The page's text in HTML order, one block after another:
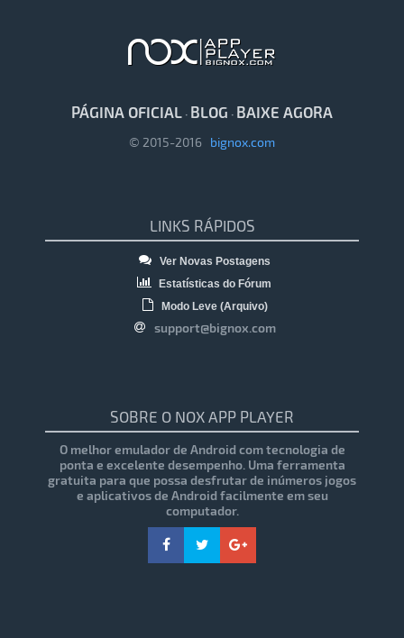
PÁGINA OFICIAL · BLOG · BAIXE AGORA
© 2015-2016 bignox.com
LINKS RÁPIDOS
Ver Novas Postagens
Estatísticas do Fórum
Modo Leve (Arquivo)
support@bignox.com
SOBRE O NOX APP PLAYER
O melhor emulador de Android com tecnologia de
ponta e excelente desempenho. Uma ferramenta
gratuita para que possa desfrutar de inúmeros jogos
e aplicativos de Android facilmente em seu
computador.